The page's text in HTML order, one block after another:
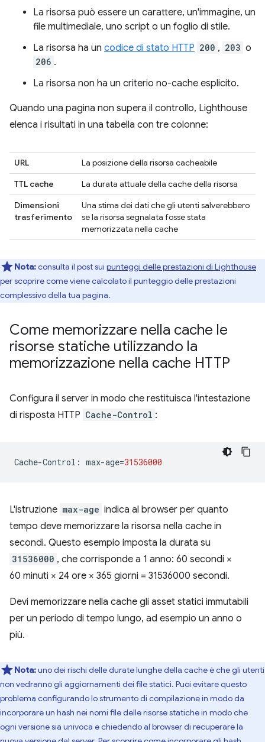
La risorsa può essere un carattere, un'immagine, un
file multimediale, uno script o un foglio di stile.
La risorsa ha un codice di stato HTTP 200 , 203 o
206 .
La risorsa non ha un criterio no-cache esplicito.
Quando una pagina non supera il controllo, Lighthouse
elenca i risultati in una tabella con tre colonne:
URL
La posizione della risorsa cacheabile
TTL cache
La durata attuale della cache della risorsa
Dimensioni
trasferimento
Una stima dei dati che gli utenti salverebbero
se la risorsa segnalata fosse stata
memorizzata nella cache
Nota:consulta il post sui punteggi delle prestazioni di Lighthouse
per scoprire come viene calcolato il punteggio delle prestazioni
complessivo della tua pagina.
Come memorizzare nella cache le
risorse statiche utilizzando la
memorizzazione nella cache HTTP
Configura il server in modo che restituisca l'intestazione
di risposta HTTP Cache-Control :
Cache-Control : max-age=31536000
L'istruzione max-age indica al browser per quanto
tempo deve memorizzare la risorsa nella cache in
secondi. Questo esempio imposta la durata su
31536000 , che corrisponde a 1 anno: 60 secondi ×
60 minuti × 24 ore × 365 giorni = 31536000 secondi.
Devi memorizzare nella cache gli asset statici immutabili
per un periodo di tempo lungo, ad esempio un anno o
più.
Nota:uno dei rischi delle durate lunghe della cache è che gli utenti
non vedranno gli aggiornamenti dei file statici. Puoi evitare questo
problema configurando lo strumento di compilazione in modo da
incorporare un hash nei nomi file delle risorse statiche in modo che
ogni versione sia univoca e chiedendo al browser di recuperare la